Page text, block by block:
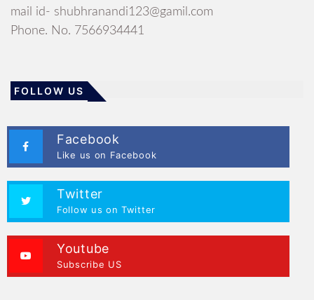
mail id- shubhranandi123@gamil.com
Phone. No. 7566934441
FOLLOW US
Facebook
Like us on Facebook
Twitter
Follow us on Twitter
Youtube
Subscribe US